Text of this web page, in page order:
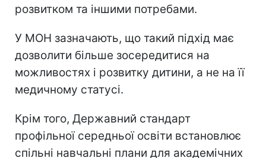
розвитком та іншими потребами.
У МОН зазначають, що такий підхід має
дозволити більше зосередитися на
можливостях і розвитку дитини, а не на її
медичному статусі.
Крім того, Державний стандарт
профільної середньої освіти встановлює
спільні навчальні плани для академічних